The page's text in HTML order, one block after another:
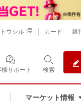
様サポート 検索
マーケット情報
ウシル カード 銀